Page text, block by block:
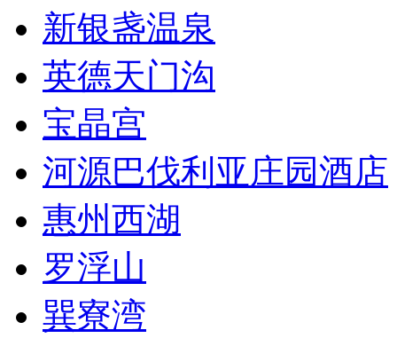
新银盏温泉
英德天门沟
宝晶宫
河源巴伐利亚庄园酒店
惠州西湖
罗浮山
巽寮湾